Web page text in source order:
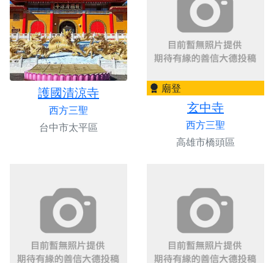
護國清涼寺
西方三聖
台中市太平區
廟登
玄中寺
西方三聖
高雄市橋頭區